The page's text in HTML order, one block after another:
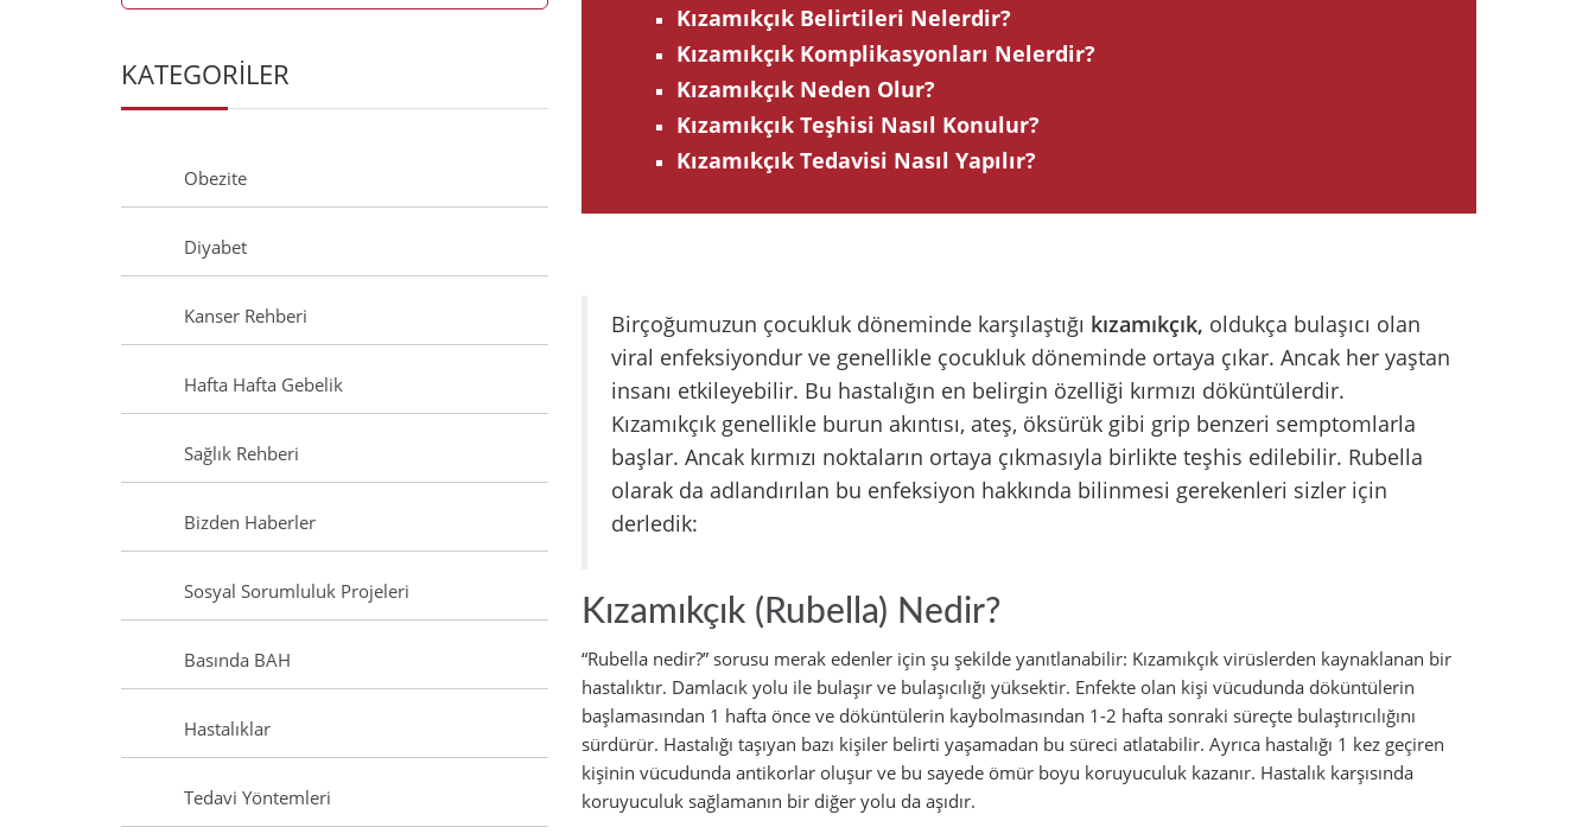
Kızamıkçık Belirtileri Nelerdir?
Kızamıkçık Komplikasyonları Nelerdir?
Kızamıkçık Neden Olur?
Kızamıkçık Teşhisi Nasıl Konulur?
Kızamıkçık Tedavisi Nasıl Yapılır?
Birçoğumuzun çocukluk döneminde karşılaştığı kızamıkçık, oldukça bulaşıcı olan
viral enfeksiyondur ve genellikle çocukluk döneminde ortaya çıkar. Ancak her yaştan
insanı etkileyebilir. Bu hastalığın en belirgin özelliği kırmızı döküntülerdir.
Kızamıkçık genellikle burun akıntısı, ateş, öksürük gibi grip benzeri semptomlarla
başlar. Ancak kırmızı noktaların ortaya çıkmasıyla birlikte teşhis edilebilir. Rubella
olarak da adlandırılan bu enfeksiyon hakkında bilinmesi gerekenleri sizler için
derledik:
Kızamıkçık (Rubella) Nedir?
“Rubella nedir?” sorusu merak edenler için şu şekilde yanıtlanabilir: Kızamıkçık virüslerden kaynaklanan bir
hastalıktır. Damlacık yolu ile bulaşır ve bulaşıcılığı yüksektir. Enfekte olan kişi vücudunda döküntülerin
başlamasından 1 hafta önce ve döküntülerin kaybolmasından 1-2 hafta sonraki süreçte bulaştırıcılığını
sürdürür. Hastalığı taşıyan bazı kişiler belirti yaşamadan bu süreci atlatabilir. Ayrıca hastalığı 1 kez geçiren
kişinin vücudunda antikorlar oluşur ve bu sayede ömür boyu koruyuculuk kazanır. Hastalık karşısında
koruyuculuk sağlamanın bir diğer yolu da aşıdır.
KATEGORİLER
Obezite
Diyabet
Kanser Rehberi
Hafta Hafta Gebelik
Sağlık Rehberi
Bizden Haberler
Sosyal Sorumluluk Projeleri
Basında BAH
Hastalıklar
Tedavi Yöntemleri